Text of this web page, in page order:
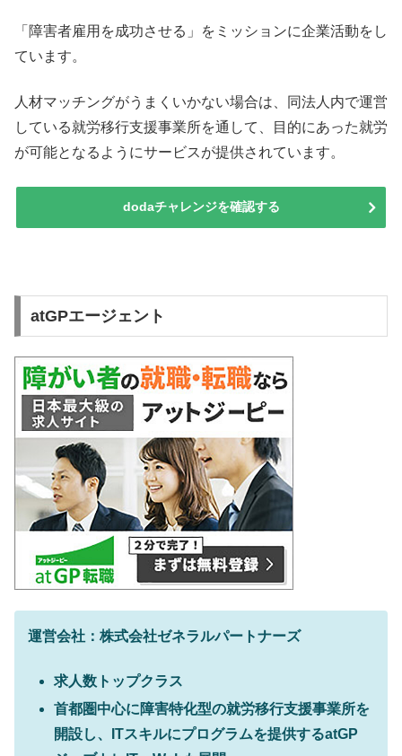
「障害者雇用を成功させる」をミッションに企業活動をし
ています。
人材マッチングがうまくいかない場合は、同法人内で運営
している就労移行支援事業所を通して、目的にあった就労
が可能となるようにサービスが提供されています。
dodaチャレンジを確認する
atGPエージェント
運営会社：株式会社ゼネラルパートナーズ
求人数トップクラス
首都圏中心に障害特化型の就労移行支援事業所を
開設し、ITスキルにプログラムを提供するatGP